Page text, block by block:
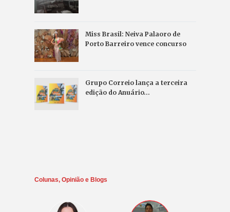
Miss Brasil: Neiva Palaoro de
Porto Barreiro vence concurso
Grupo Correio lança a terceira
edição do Anuário…
Colunas, Opinião e Blogs